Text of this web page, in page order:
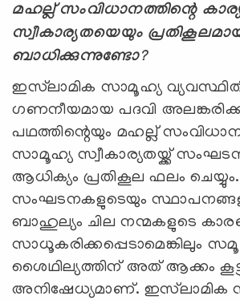
മഹല്ല് സംവിധാനത്തിന്റെ
സ്വീകാര്യതയെയും
ബാധിക്കുന്നുണ്ടോ?
ഇസ്‍ലാമിക സാമൂഹ്യ
ഗണനീയമായ പദവി
പഥത്തിന്റെയും മഹല്ല്
സാമൂഹ്യ സ്വീകാര്യതയ്ക്ക്
ആധിക്യം പ്രതികൂല ഫലം ചെയ്യും.
സംഘടനകളുടെയും
ബാഹുല്യം ചില നന്മകളുടെ
സാധൂകരിക്കപ്പെടാമെങ്കിലും
ശൈഥില്യത്തിന് അത് ആക്കം
അനിഷേധ്യമാണ്. ഇസ്‍ലാമിക